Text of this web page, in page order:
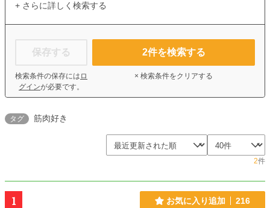
+ さらに詳しく検索する
保存する
検索条件の保存には ロ
グインが必要です。
2件を検索する
× 検索条件をクリアする
タグ 筋肉好き
2件
1 お気に入り追加 216